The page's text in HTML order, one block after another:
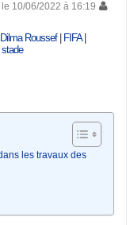
le 10/06/2022 à 16:19
Dilma Roussef| FIFA|
stade
les travaux des